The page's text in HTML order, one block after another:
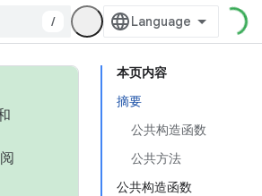
/
本页内容
摘要
公共构造函数
公共方法
公共构造函数